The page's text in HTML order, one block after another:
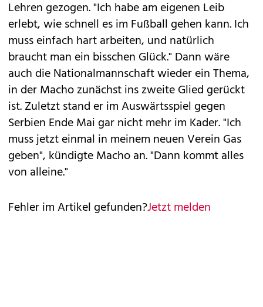
Lehren gezogen. "Ich habe am eigenen Leib
erlebt, wie schnell es im Fußball gehen kann. Ich
muss einfach hart arbeiten, und natürlich
braucht man ein bisschen Glück." Dann wäre
auch die Nationalmannschaft wieder ein Thema,
in der Macho zunächst ins zweite Glied gerückt
ist. Zuletzt stand er im Auswärtsspiel gegen
Serbien Ende Mai gar nicht mehr im Kader. "Ich
muss jetzt einmal in meinem neuen Verein Gas
geben", kündigte Macho an. "Dann kommt alles
von alleine."
Fehler im Artikel gefunden?Jetzt melden